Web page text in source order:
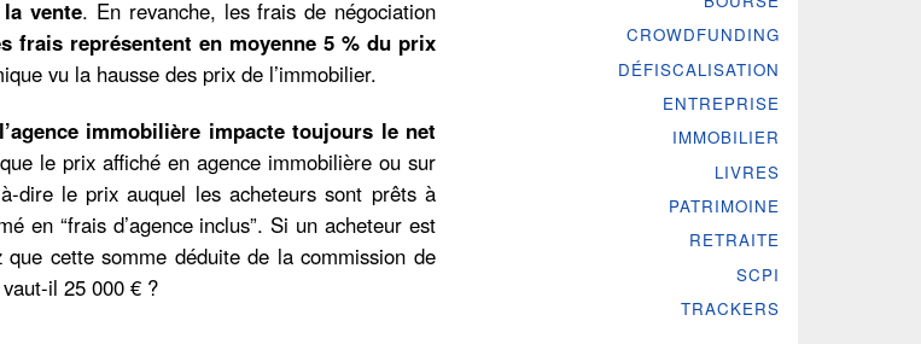
vente. En revanche, les frais de négociation
frais représentent en moyenne 5 % du prix
vu la hausse des prix de l’immobilier.
immobilière impacte toujours le net
le prix affiché en agence immobilière ou sur
dire le prix auquel les acheteurs sont prêts à
en “frais d’agence inclus”. Si un acheteur est
cette somme déduite de la commission de
il 25 000 € ?
CROWDFUNDING
DÉFISCALISATION
ENTREPRISE
IMMOBILIER
LIVRES
PATRIMOINE
RETRAITE
SCPI
TRACKERS